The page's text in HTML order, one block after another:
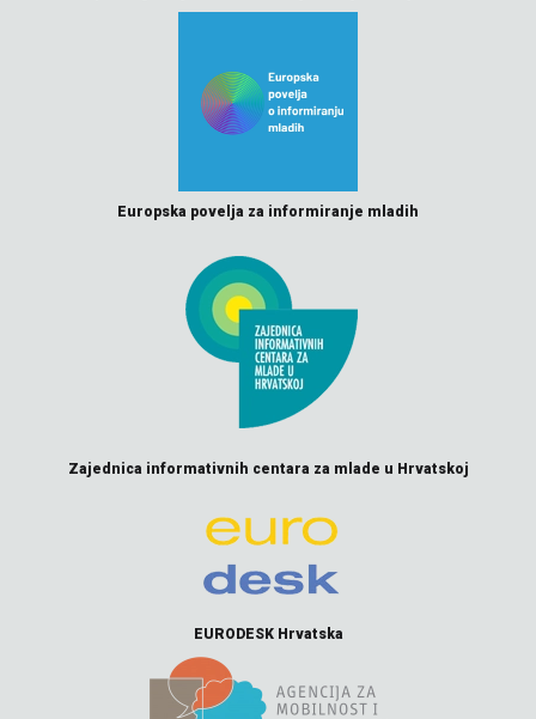
Europska povelja za informiranje mladih
Zajednica informativnih centara za mlade u Hrvatskoj
EURODESK Hrvatska